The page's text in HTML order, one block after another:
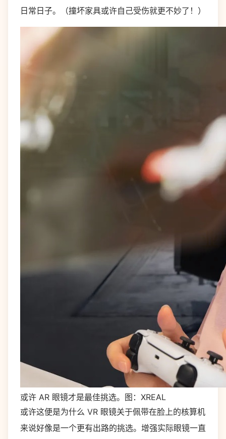
日常日子。（撞坏家具或许自己受伤就更不妙了！）
或许 AR 眼镜才是最佳挑选。图：XREAL
或许这便是为什么 VR 眼镜关于佩带在脸上的核算机
来说好像是一个更有出路的挑选。增强实际眼镜一直